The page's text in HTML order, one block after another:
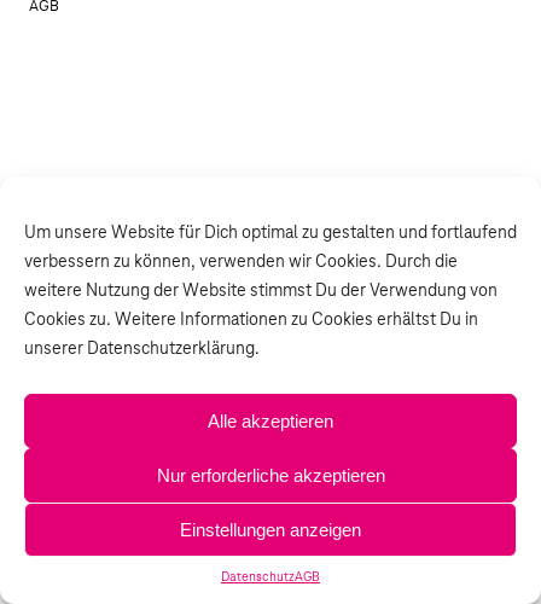
Um unsere Website für Dich optimal zu gestalten und fortlaufend
verbessern zu können, verwenden wir Cookies. Durch die
weitere Nutzung der Website stimmst Du der Verwendung von
Cookies zu. Weitere Informationen zu Cookies erhältst Du in
unserer Datenschutzerklärung.
Alle akzeptieren
Nur erforderliche akzeptieren
Einstellungen anzeigen
DatenschutzAGB
AGB